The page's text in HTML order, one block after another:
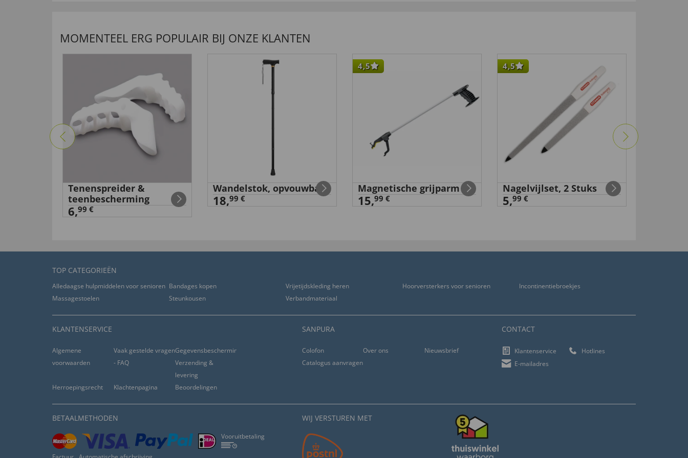
MOMENTEEL ERG POPULAIR BIJ ONZE KLANTEN
Tenenspreider &
teenbescherming
6,99 €
Wandelstok, opvouwbaar
18,99 €
4,5
Magnetische grijparm
15,99 €
4,5
Nagelvijlset, 2 Stuks
5,99 €
TOP CATEGORIEËN
Alledaagse hulpmiddelen voor senioren Bandages kopen Vrijetijdskleding heren Hoorversterkers voor senioren
Incontinentiebroekjes
Massagestoelen
Steunkousen Verbandmateriaal
KLANTENSERVICE
Algemene
voorwaarden
Vaak gestelde vragen
- FAQ
Gegevensbescherming
Verzending &
levering
Herroepingsrecht
Klachtenpagina Beoordelingen
SANPURA
Colofon Over ons
Nieuwsbrief
Catalogus aanvragen
CONTACT
Klantenservice
Hotlines
E-mailadres
BETAALMETHODEN
Vooruitbetaling
WIJ VERSTUREN MET